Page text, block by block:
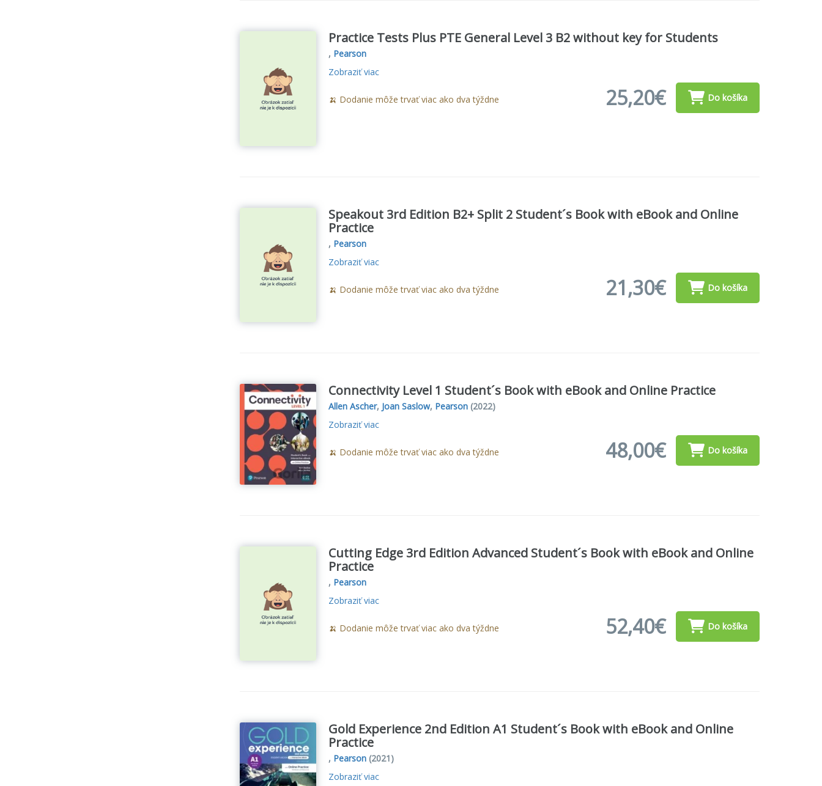
Practice Tests Plus PTE General Level 3 B2 without key for Students
, Pearson
Zobraziť viac
🍌 Dodanie môže trvať viac ako dva týždne 25,20€ Do košíka
Speakout 3rd Edition B2+ Split 2 Student´s Book with eBook and Online
Practice
, Pearson
Zobraziť viac
🍌 Dodanie môže trvať viac ako dva týždne 21,30€ Do košíka
Connectivity Level 1 Student´s Book with eBook and Online Practice
Allen Ascher, Joan Saslow, Pearson(2022)
Zobraziť viac
🍌 Dodanie môže trvať viac ako dva týždne 48,00€ Do košíka
Cutting Edge 3rd Edition Advanced Student´s Book with eBook and Online
Practice
, Pearson
Zobraziť viac
🍌 Dodanie môže trvať viac ako dva týždne 52,40€ Do košíka
Gold Experience 2nd Edition A1 Student´s Book with eBook and Online
Practice
, Pearson(2021)
Zobraziť viac